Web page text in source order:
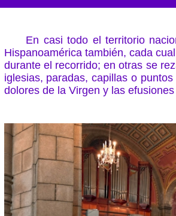
En casi todo el territorio
Hispanoamérica también, cada
durante el recorrido; en otras se
iglesias, paradas, capillas o
dolores de la Virgen y las